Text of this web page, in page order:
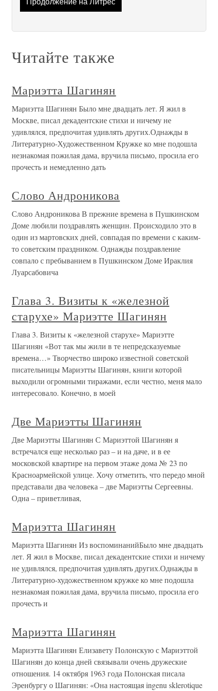
Продолжение на Литрес
Читайте также
Мариэтта Шагинян
Мариэтта Шагинян Было мне двадцать лет. Я жил в
Москве, писал декадентские стихи и ничему не
удивлялся, предпочитая удивлять других.Однажды в
Литературно-Художественном Кружке ко мне подошла
незнакомая пожилая дама, вручила письмо, просила его
прочесть и немедленно дать
Слово Андроникова
Слово Андроникова В прежние времена в Пушкинском
Доме любили поздравлять женщин. Происходило это в
один из мартовских дней, совпадая по времени с каким-
то советским праздником. Однажды поздравление
совпало с пребыванием в Пушкинском Доме Ираклия
Луарсабовича
Глава 3. Визиты к «железной
старухе» Мариэтте Шагинян
Глава 3. Визиты к «железной старухе» Мариэтте
Шагинян «Вот так мы жили в те непредсказуемые
времена…» Творчество широко известной советской
писательницы Мариэтты Шагинян, книги которой
выходили огромными тиражами, если честно, меня мало
интересовало. Конечно, в моей
Две Мариэтты Шагинян
Две Мариэтты Шагинян С Мариэттой Шагинян я
встречался еще несколько раз – и на даче, и в ее
московской квартире на первом этаже дома № 23 по
Красноармейской улице. Хочу отметить, что передо мной
представали два человека – две Мариэтты Сергеевны.
Одна – приветливая,
Мариэтта Шагинян
Мариэтта Шагинян Из воспоминанийБыло мне двадцать
лет. Я жил в Москве, писал декадентские стихи и ничему
не удивлялся, предпочитая удивлять других.Однажды в
Литературно-художественном кружке ко мне подошла
незнакомая пожилая дама, вручила письмо, просила его
прочесть и
Мариэтта Шагинян
Мариэтта Шагинян Елизавету Полонскую с Мариэттой
Шагинян до конца дней связывали очень дружеские
отношения. 14 октября 1963 года Полонская писала
Эренбургу о Шагинян: «Она настоящая ingenu sklerotique